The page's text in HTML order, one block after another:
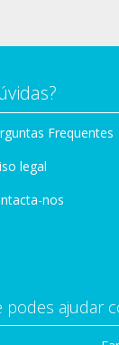
Frequentes
legal
nos
podes ajudar